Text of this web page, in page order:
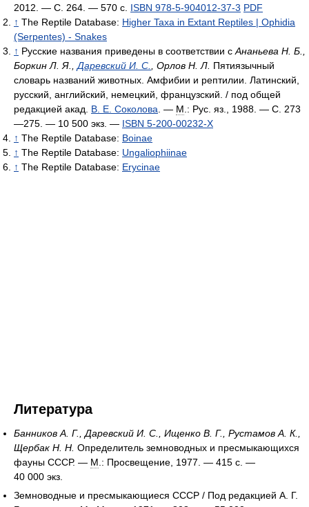
2012. — С. 264. — 570 с. ISBN 978-5-904012-37-3 PDF
↑ The Reptile Database: Higher Taxa in Extant Reptiles | Ophidia
(Serpentes) - Snakes
↑ Русские названия приведены в соответствии с Ананьева Н. Б.,
Боркин Л. Я., Даревский И. С. , Орлов Н. Л. Пятиязычный
словарь названий животных. Амфибии и рептилии. Латинский,
русский, английский, немецкий, французский. / под общей
редакцией акад. В. Е. Соколова . — М .: Рус. яз., 1988. — С. 273
—275. — 10 500 экз. — ISBN 5-200-00232-X
↑ The Reptile Database: Boinae
↑ The Reptile Database: Ungaliophiinae
↑ The Reptile Database: Erycinae
Литература
Банников А. Г., Даревский И. С., Ищенко В. Г., Рустамов А. К.,
Щербак Н. Н. Определитель земноводных и пресмыкающихся
фауны СССР. — М .: Просвещение, 1977. — 415 с. —
40 000 экз.
Земноводные и пресмыкающиеся СССР / Под редакцией А. Г.